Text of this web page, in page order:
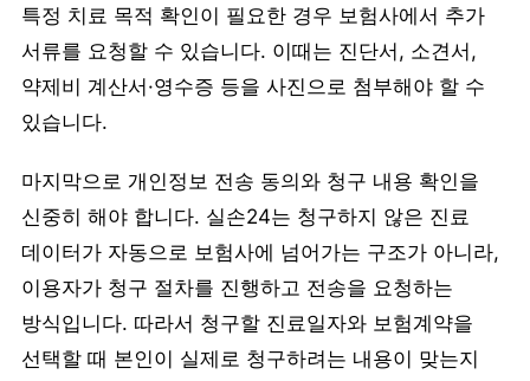
특정 치료 목적 확인이 필요한 경우 보험사에서 추가
서류를 요청할 수 있습니다. 이때는 진단서, 소견서,
약제비 계산서·영수증 등을 사진으로 첨부해야 할 수
있습니다.
마지막으로 개인정보 전송 동의와 청구 내용 확인을
신중히 해야 합니다. 실손24는 청구하지 않은 진료
데이터가 자동으로 보험사에 넘어가는 구조가 아니라,
이용자가 청구 절차를 진행하고 전송을 요청하는
방식입니다. 따라서 청구할 진료일자와 보험계약을
선택할 때 본인이 실제로 청구하려는 내용이 맞는지